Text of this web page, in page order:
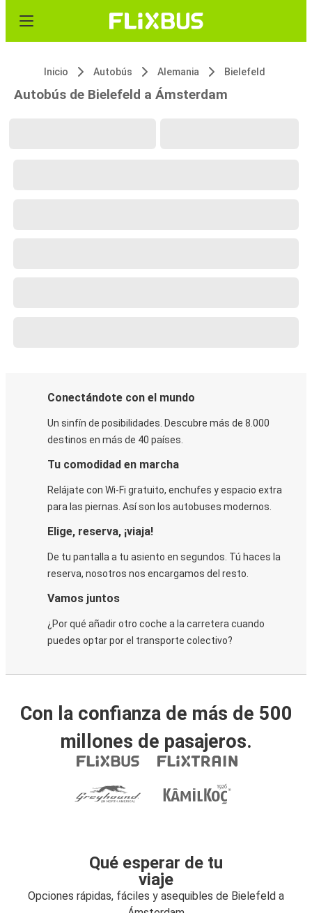
Inicio Autobús Alemania Bielefeld
Autobús de Bielefeld a Ámsterdam
Conectándote con el mundo
Un sinfín de posibilidades. Descubre más de 8.000
destinos en más de 40 países.
Tu comodidad en marcha
Relájate con Wi-Fi gratuito, enchufes y espacio extra
para las piernas. Así son los autobuses modernos.
Elige, reserva, ¡viaja!
De tu pantalla a tu asiento en segundos. Tú haces la
reserva, nosotros nos encargamos del resto.
Vamos juntos
¿Por qué añadir otro coche a la carretera cuando
puedes optar por el transporte colectivo?
Con la confianza de más de 500
millones de pasajeros.
Qué esperar de tu
viaje
Opciones rápidas, fáciles y asequibles de Bielefeld a